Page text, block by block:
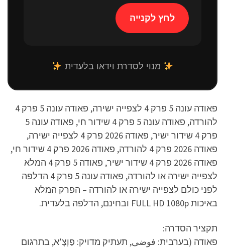
לחץ לקנייה
מנוי לסדרת וידאו בלעדית
פאודה עונה 5 פרק 4 לצפייה ישירה, פאודה עונה 5 פרק 4
להורדה, פאודה עונה 5 פרק 4 שידור חי, פאודה עונה 5
פרק 4 שידור ישיר, פאודה 2026 פרק 4 לצפייה ישירה,
פאודה 2026 פרק 4 להורדה, פאודה 2026 פרק 4 שידור חי,
פאודה 2026 פרק 4 שידור ישיר, פאודה 5 פרק 4 המלא
לצפייה ישירה או להורדה, פאודה עונה 5 פרק 4 הדלפה
לפני כולם לצפייה ישירה או להורדה – הפרק המלא
באיכות FULL HD 1080p ובחינם, הדלפה בלעדית.
תקציר הסדרה:
פאודה (בערבית: فوضى, תעתיק מדויק: פַוְצָ’א, בתרגום